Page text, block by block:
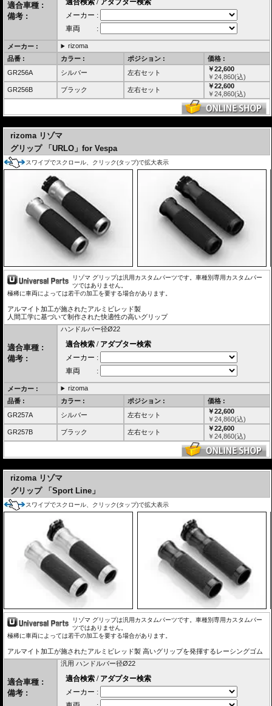
適合車種 :
備考 :
メーカー :
rizoma
品番 :
カラー : ポジション :
価格 :
GR256A
シルバー 左右セット
￥22,600
￥24,860(込)
GR256B
ブラック 左右セット
￥22,600
￥24,860(込)
rizoma リゾマ
グリップ 「URLO」for Vespa
スワイプでスクロール、クリック(タップ)で拡大表示
リゾマ グリップは汎用カスタムパーツです。車種別専用カスタムパー
ツではありません。
極稀に車両によっては若干の加工を要する場合があります。
アルマイト加工が施されたアルミビレッド製
人間工学に基づいて制作された快適性の高いグリップ
適合車種 :
備考 :
ハンドルバー径Ø22
メーカー :
rizoma
品番 :
カラー : ポジション :
価格 :
GR257A
シルバー 左右セット
￥22,600
￥24,860(込)
GR257B
ブラック 左右セット
￥22,600
￥24,860(込)
rizoma リゾマ
グリップ 「Sport Line」
スワイプでスクロール、クリック(タップ)で拡大表示
リゾマ グリップは汎用カスタムパーツです。車種別専用カスタムパー
ツではありません。
極稀に車両によっては若干の加工を要する場合があります。
アルマイト加工が施されたアルミビレッド製 高いグリップを発揮するレーシングゴム
適合車種 :
備考 :
汎用 ハンドルバー径Ø22